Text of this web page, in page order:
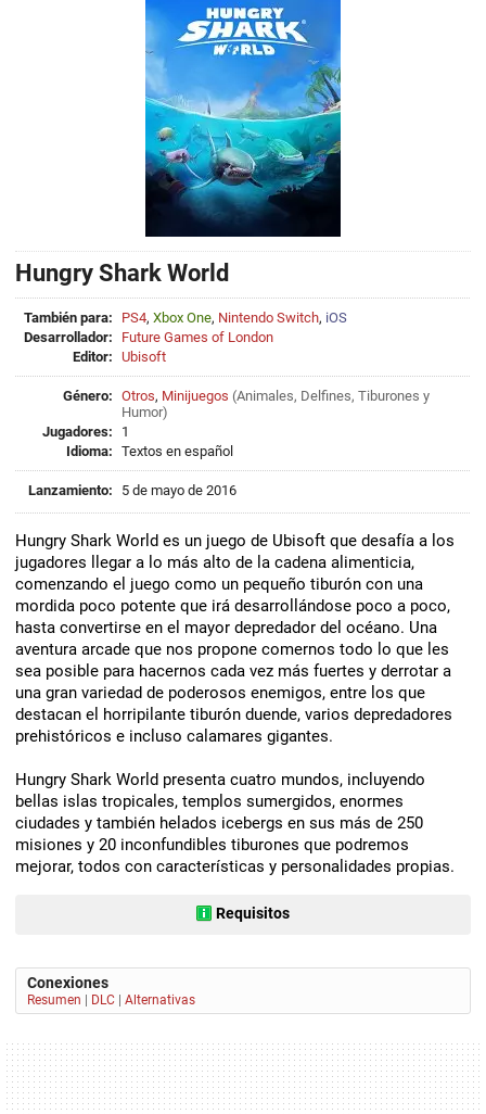
Hungry Shark World
También para: PS4, Xbox One, Nintendo Switch, iOS
Desarrollador:
Future Games of London
Editor: Ubisoft
Género: Otros, Minijuegos (Animales, Delfines, Tiburones y
Humor)
Jugadores:
1
Idioma: Textos en español
Lanzamiento: 5 de mayo de 2016
Hungry Shark World es un juego de Ubisoft que desafía a los
jugadores llegar a lo más alto de la cadena alimenticia,
comenzando el juego como un pequeño tiburón con una
mordida poco potente que irá desarrollándose poco a poco,
hasta convertirse en el mayor depredador del océano. Una
aventura arcade que nos propone comernos todo lo que les
sea posible para hacernos cada vez más fuertes y derrotar a
una gran variedad de poderosos enemigos, entre los que
destacan el horripilante tiburón duende, varios depredadores
prehistóricos e incluso calamares gigantes.
Hungry Shark World presenta cuatro mundos, incluyendo
bellas islas tropicales, templos sumergidos, enormes
ciudades y también helados icebergs en sus más de 250
misiones y 20 inconfundibles tiburones que podremos
mejorar, todos con características y personalidades propias.
Requisitos
Conexiones
Resumen DLC Alternativas